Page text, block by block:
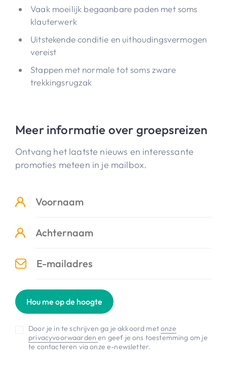
Vaak moeilijk begaanbare paden met soms
klauterwerk
Uitstekende conditie en uithoudingsvermogen
vereist
Stappen met normale tot soms zware
trekkingsrugzak
Meer informatie over groepsreizen
Ontvang het laatste nieuws en interessante
promoties meteen in je mailbox.
Hou me op de hoogte
Door je in te schrijven ga je akkoord metonze
privacyvoorwaardenen geef je ons toestemming om je
te contacteren via onze e-newsletter.